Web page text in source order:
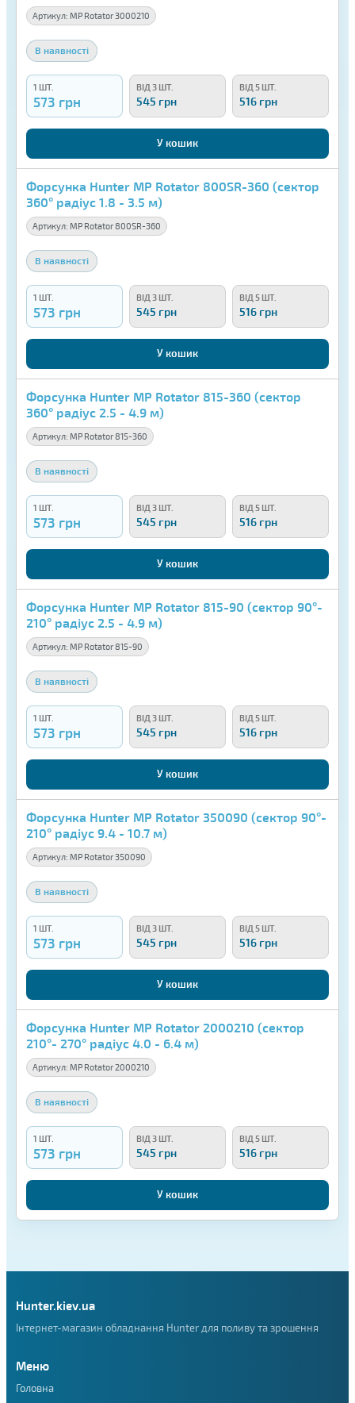
Артикул: MP Rotator 3000210
В наявності
1 ШТ.
573 грн
ВІД 3 ШТ.
545 грн
ВІД 5 ШТ.
516 грн
У кошик
Форсунка Hunter MP Rotator 800SR-360 (сектор
360° радіус 1.8 - 3.5 м)
Артикул: MP Rotator 800SR-360
В наявності
1 ШТ.
573 грн
ВІД 3 ШТ.
545 грн
ВІД 5 ШТ.
516 грн
У кошик
Форсунка Hunter MP Rotator 815-360 (сектор
360° радіус 2.5 - 4.9 м)
Артикул: MP Rotator 815-360
В наявності
1 ШТ.
573 грн
ВІД 3 ШТ.
545 грн
ВІД 5 ШТ.
516 грн
У кошик
Форсунка Hunter MP Rotator 815-90 (сектор 90°-
210° радіус 2.5 - 4.9 м)
Артикул: MP Rotator 815-90
В наявності
1 ШТ.
573 грн
ВІД 3 ШТ.
545 грн
ВІД 5 ШТ.
516 грн
У кошик
Форсунка Hunter MP Rotator 350090 (сектор 90°-
210° радіус 9.4 - 10.7 м)
Артикул: MP Rotator 350090
В наявності
1 ШТ.
573 грн
ВІД 3 ШТ.
545 грн
ВІД 5 ШТ.
516 грн
У кошик
Форсунка Hunter MP Rotator 2000210 (сектор
210°- 270° радіус 4.0 - 6.4 м)
Артикул: MP Rotator 2000210
В наявності
1 ШТ.
573 грн
ВІД 3 ШТ.
545 грн
ВІД 5 ШТ.
516 грн
У кошик
Hunter.kiev.ua
Інтернет-магазин обладнання Hunter для поливу та зрошення
Меню
Головна